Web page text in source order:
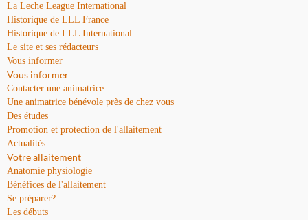
La Leche League International
Historique de LLL France
Historique de LLL International
Le site et ses rédacteurs
Vous informer
Vous informer
Contacter une animatrice
Une animatrice bénévole près de chez vous
Des études
Promotion et protection de l'allaitement
Actualités
Votre allaitement
Anatomie physiologie
Bénéfices de l'allaitement
Se préparer?
Les débuts